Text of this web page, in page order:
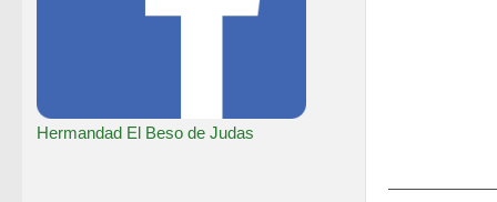
Hermandad El Beso de Judas